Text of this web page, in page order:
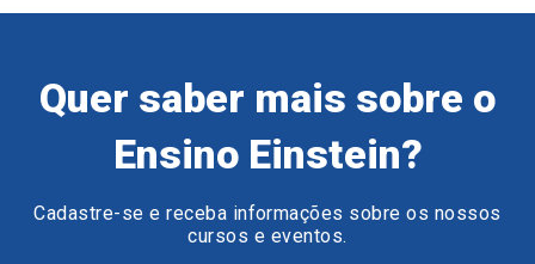
Quer saber mais sobre o
Ensino Einstein?
Cadastre-se e receba informações sobre os nossos
cursos e eventos.